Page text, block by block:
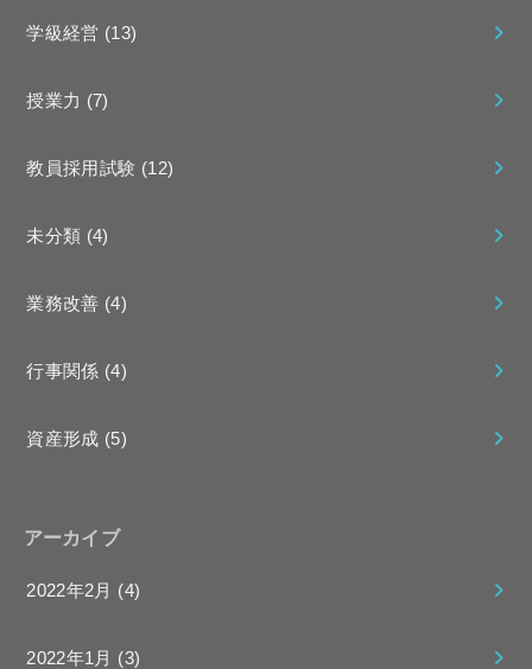
学級経営 (13)
授業力 (7)
教員採用試験 (12)
未分類 (4)
業務改善 (4)
行事関係 (4)
資産形成 (5)
アーカイブ
2022年2月 (4)
2022年1月 (3)